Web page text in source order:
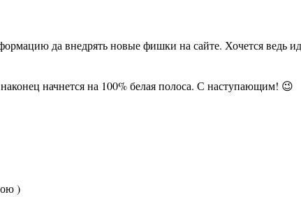
да внедрять новые фишки на сайте. Хочется ведь
начнется на 100% белая полоса. С наступающим! 😉
)